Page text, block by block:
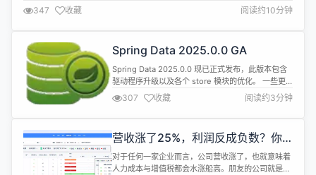
改、个性化辅导、学情分析等教育核心场景，推动着"千人千面"教育理想的落
地。在这场技术与教育的双向奔赴中，如何平衡技术创新与教育本质？如何让
AI真正成为教育公平的推进器而非技术泡沫？我们与深耕AI教育应用多年的专
家丁小晶展开对...
347 收藏 阅读约10分钟
Spring Data 2025.0.0 GA
Spring Data 2025.0.0 现已正式发布，此版本包含
驱动程序升级以及各个 store 模块的优化。 一些更
新亮点内容如下： MongoDB 和 Apache
Cassandra 中的向量类型和向量搜索支持 Spring
Data JPA 中 DTO Projections 的Constructor
307 收藏 阅读约3分钟
营收涨了25%，利润反成负数？你
的人力成本在“反噬”企业
对于任何一家企业而言，公司营收涨了，也就意味着
人力成本与增值税都会水涨船高。朋友的公司就是例